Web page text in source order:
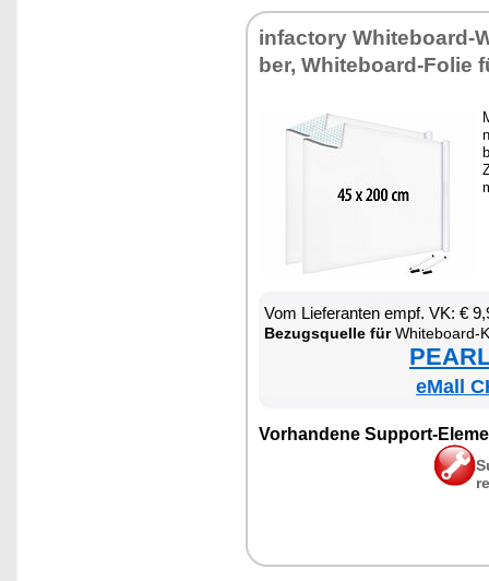
in­fac­to­ry Whi­te­board-
ber, Whi­te­board-Fo­lie
Vom Lie­fe­ran­ten empf. VK: €
Be­zugs­quel­le fürWhi­te­board-
eMall
Vor­han­de­ne Sup­port-